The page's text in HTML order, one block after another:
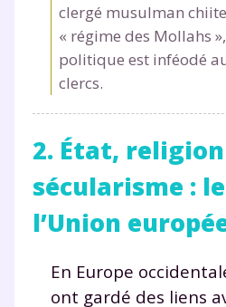
clergé musulman
« régime des Mollahs
politique est inféodé
clercs.
2. État,
sécularisme :
l’Union
En Europe
ont gardé des liens